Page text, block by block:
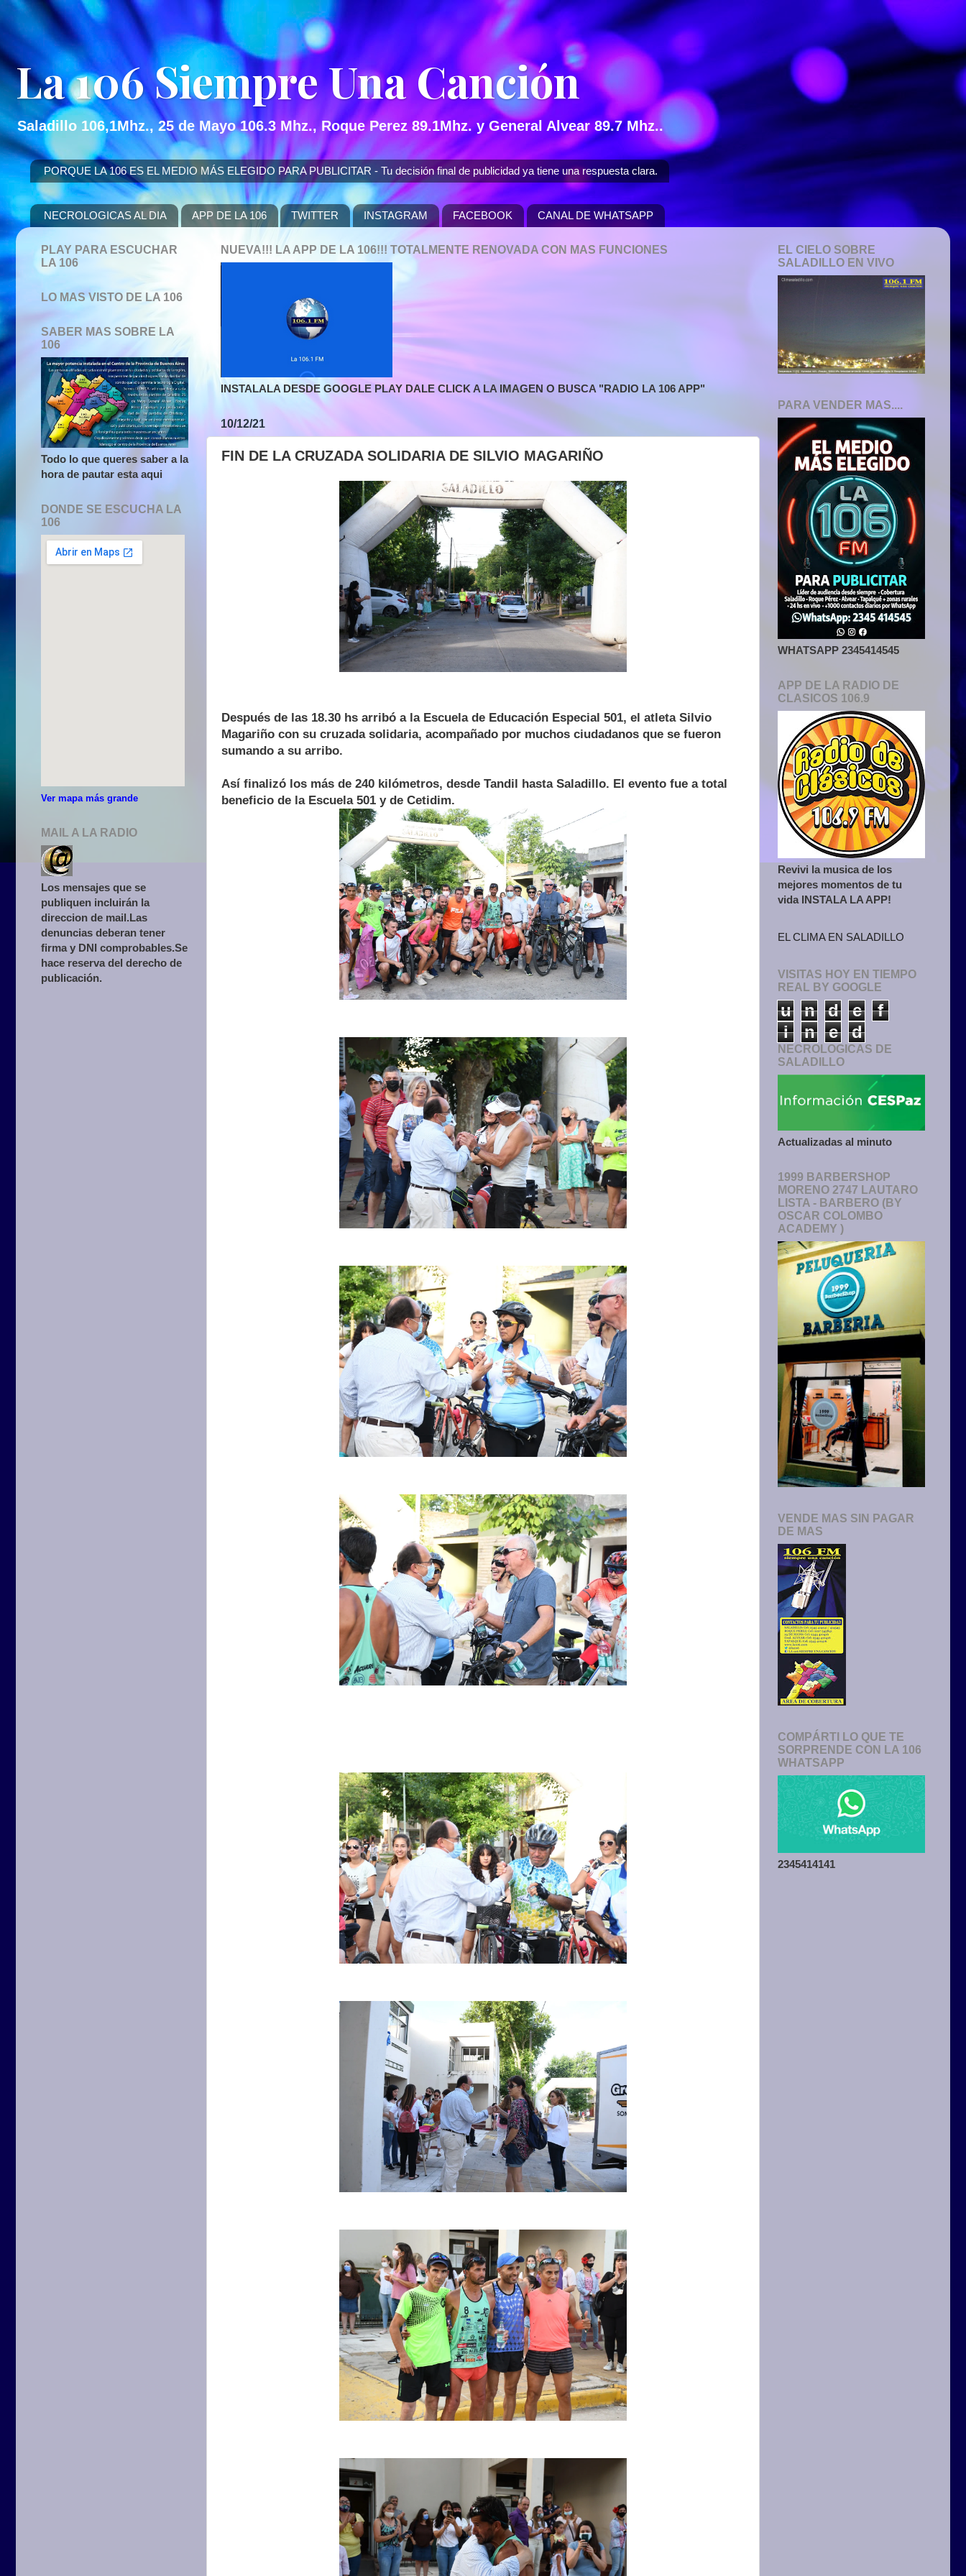
La 106 Siempre Una Canción
Saladillo 106,1Mhz., 25 de Mayo 106.3 Mhz., Roque Perez 89.1Mhz. y General Alvear 89.7 Mhz..
PORQUE LA 106 ES EL MEDIO MÁS ELEGIDO PARA PUBLICITAR - Tu decisión final de publicidad ya tiene una respuesta clara.
NECROLOGICAS AL DIA APP DE LA 106 TWITTER INSTAGRAM FACEBOOK CANAL DE WHATSAPP
NUEVA!!! LA APP DE LA 106!!! TOTALMENTE RENOVADA CON MAS FUNCIONES
INSTALALA DESDE GOOGLE PLAY DALE CLICK A LA IMAGEN O BUSCA "RADIO LA 106 APP"
10/12/21
FIN DE LA CRUZADA SOLIDARIA DE SILVIO MAGARIÑO
Después de las 18.30 hs arribó a la Escuela de Educación Especial 501, el atleta Silvio
Magariño con su cruzada solidaria, acompañado por muchos ciudadanos que se fueron
sumando a su arribo.
Así finalizó los más de 240 kilómetros, desde Tandil hasta Saladillo. El evento fue a total
beneficio de la Escuela 501 y de Cetidim.
PLAY PARA ESCUCHAR
LA 106
LO MAS VISTO DE LA 106
SABER MAS SOBRE LA
106
Todo lo que queres saber a la
hora de pautar esta aqui
DONDE SE ESCUCHA LA
106
Ver mapa más grande
MAIL A LA RADIO
Los mensajes que se
publiquen incluirán la
direccion de mail.Las
denuncias deberan tener
firma y DNI comprobables.Se
hace reserva del derecho de
publicación.
EL CIELO SOBRE
SALADILLO EN VIVO
PARA VENDER MAS....
WHATSAPP 2345414545
APP DE LA RADIO DE
CLASICOS 106.9
Revivi la musica de los
mejores momentos de tu
vida INSTALA LA APP!
EL CLIMA EN SALADILLO
VISITAS HOY EN TIEMPO
REAL BY GOOGLE
u n d e
f
i
n e d
NECROLOGICAS DE
SALADILLO
Actualizadas al minuto
1999 BARBERSHOP
MORENO 2747 LAUTARO
LISTA - BARBERO (BY
OSCAR COLOMBO
ACADEMY )
VENDE MAS SIN PAGAR
DE MAS
COMPÁRTI LO QUE TE
SORPRENDE CON LA 106
WHATSAPP
2345414141